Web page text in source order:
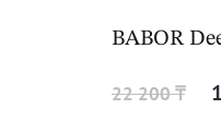
BABOR
22 200 ₸